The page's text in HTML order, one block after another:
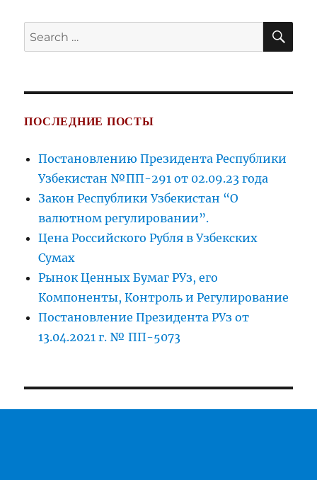
Search
for:
ПОСЛЕДНИЕ ПОСТЫ
Постановлению Президента Республики
Узбекистан №ПП-291 от 02.09.23 года
Закон Республики Узбекистан “О
валютном регулировании”.
Цена Российского Рубля в Узбекских
Сумах
Рынок Ценных Бумаг РУз, его
Компоненты, Контроль и Регулирование
Постановление Президента РУз от
13.04.2021 г. № ПП-5073